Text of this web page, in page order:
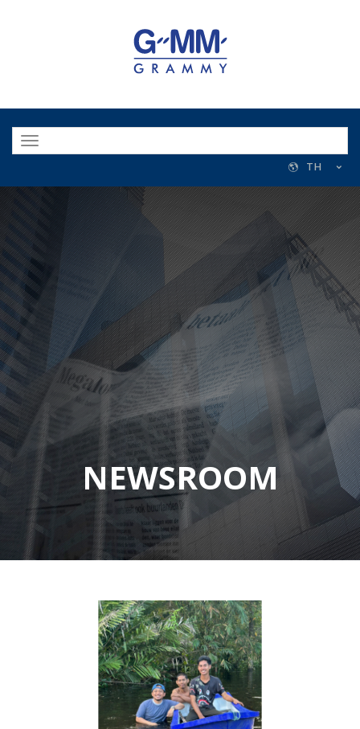
TH
NEWSROOM